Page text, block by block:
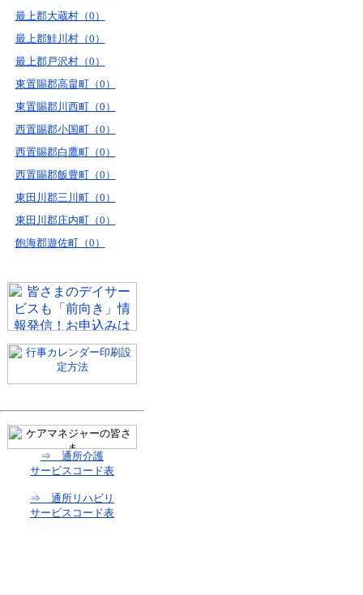
最上郡大蔵村（0）
最上郡鮭川村（0）
最上郡戸沢村（0）
東置賜郡高畠町（0）
東置賜郡川西町（0）
西置賜郡小国町（0）
西置賜郡白鷹町（0）
西置賜郡飯豊町（0）
東田川郡三川町（0）
東田川郡庄内町（0）
飽海郡遊佐町（0）
⇒ 通所介護
サービスコード表
⇒ 通所リハビリ
サービスコード表